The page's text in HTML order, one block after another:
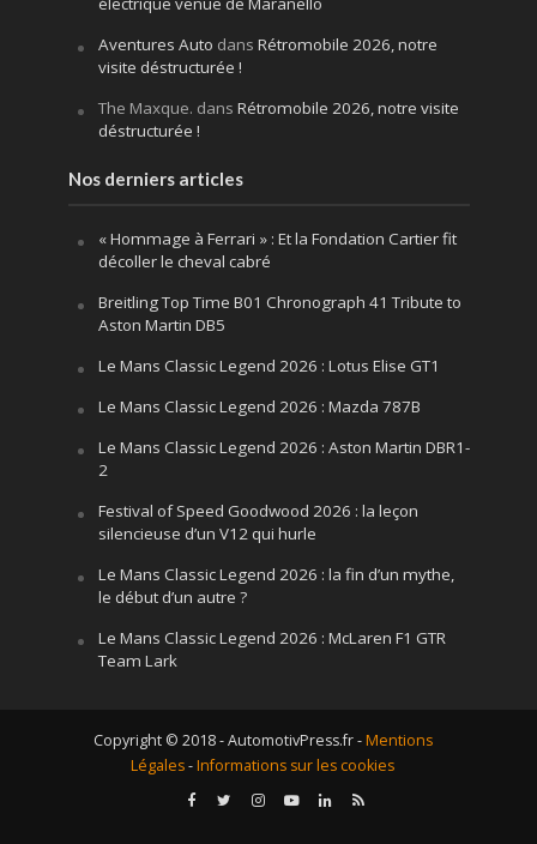
Aventures Auto dans Rétromobile 2026, notre
visite déstructurée !
The Maxque. dans Rétromobile 2026, notre visite
déstructurée !
Nos derniers articles
« Hommage à Ferrari » : Et la Fondation Cartier fit
décoller le cheval cabré
Breitling Top Time B01 Chronograph 41 Tribute to
Aston Martin DB5
Le Mans Classic Legend 2026 : Lotus Elise GT1
Le Mans Classic Legend 2026 : Mazda 787B
Le Mans Classic Legend 2026 : Aston Martin DBR1-
2
Festival of Speed Goodwood 2026 : la leçon
silencieuse d’un V12 qui hurle
Le Mans Classic Legend 2026 : la fin d’un mythe,
le début d’un autre ?
Le Mans Classic Legend 2026 : McLaren F1 GTR
Team Lark
Copyright © 2018 - AutomotivPress.fr -Mentions
Légales-Informations sur les cookies